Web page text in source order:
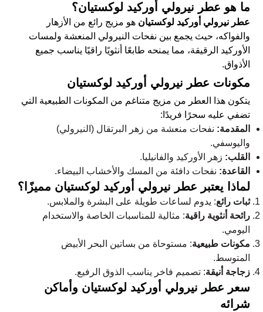
ما هو عطر نيرولي أوركيد لوكستيان؟
عطر نيرولي أوركيد لوكستيان هو مزيج رائع من الأزهار
والفواكه، حيث يجمع بين نفحات النيرولي المنعشة ولمسات
الأوركيد الرقيقة، مما يمنحه طابعًا أنثويًا راقيًا يناسب جميع
الأذواق.
مكونات عطر نيرولي أوركيد لوكستيان
يتكون هذا العطر من مزيج متناغم من المكونات الطبيعية التي
تضفي عليه سحرًا فريدًا:
المقدمة: نفحات منعشة من زهر البرتقال (النيرولي)
واليوسفي.
القلب: زهر الأوركيد والفانيليا.
القاعدة: نفحات دافئة من المسك والأخشاب البيضاء.
لماذا يعتبر عطر نيرولي أوركيد لوكستيان مميزًا؟
ثبات رائع: يدوم لساعات طويلة على البشرة والملابس.
رائحة أنثوية راقية: مثالية للمناسبات الخاصة والاستخدام
اليومي.
مكونات طبيعية: مستوحاة من بساتين البحر الأبيض
المتوسط.
زجاجة أنيقة: تصميم فاخر يناسب الذوق الرفيع.
سعر عطر نيرولي أوركيد لوكستيان وأماكن
شرائه